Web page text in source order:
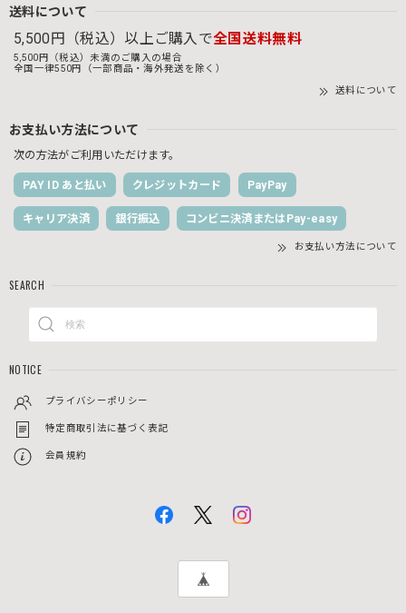
送料について
5,500円（税込）以上ご購入で全国送料無料
5,500円（税込）未満のご購入の場合
全国一律550円（一部商品・海外発送を除く）
送料について
お支払い方法について
次の方法がご利用いただけます。
PAY ID あと払い クレジットカード PayPay
キャリア決済 銀行振込 コンビニ決済またはPay-easy
お支払い方法について
SEARCH
NOTICE
プライバシーポリシー
特定商取引法に基づく表記
会員規約